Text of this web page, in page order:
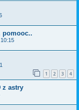
pomooc..
1 2 3 4
z astry